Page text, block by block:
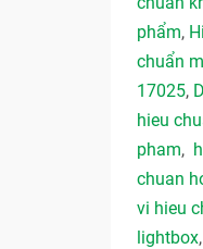
phẩm,
chuẩn
17025,
hieu
pham,
chuan
vi hieu
lightbox,